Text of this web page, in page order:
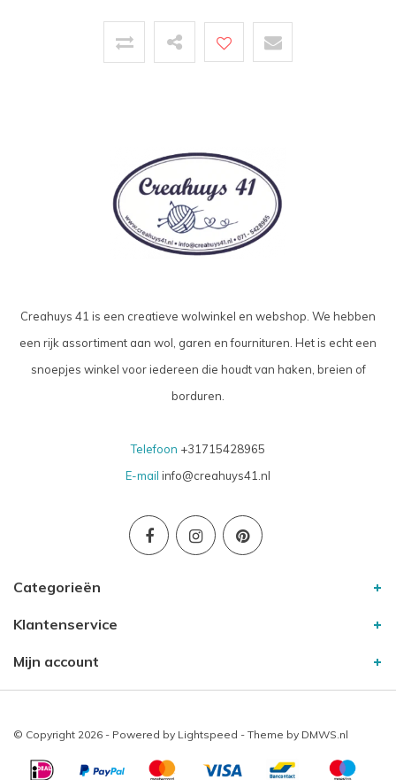
Creahuys 41 is een creatieve wolwinkel en webshop. We hebben
een rijk assortiment aan wol, garen en fournituren. Het is echt een
snoepjes winkel voor iedereen die houdt van haken, breien of
borduren.
Telefoon +31715428965
E-mail info@creahuys41.nl
Categorieën
Klantenservice
Mijn account
© Copyright 2026 - Powered by Lightspeed - Theme by DMWS.nl